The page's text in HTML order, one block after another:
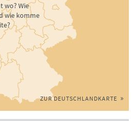
wo? Wie
wie komme
ZUR DEUTSCHLANDKARTE